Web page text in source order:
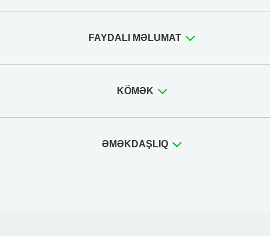
FAYDALI MƏLUMAT
KÖMƏK
ƏMƏKDAŞLIQ